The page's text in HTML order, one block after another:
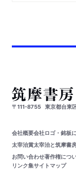
〒111-8755 東京都台東
会社概要会社ロゴ・銘板
太宰治賞太宰治と筑摩書
お問い合わせ著作権につ
リンク集サイトマップ